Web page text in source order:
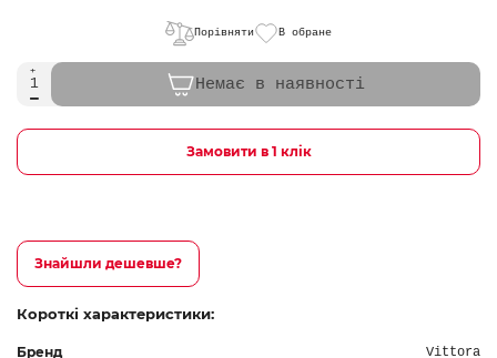
Порівняти В обране
Немає в наявності
Замовити в 1 клік
Знайшли дешевше?
Короткі характеристики:
Бренд Vittora